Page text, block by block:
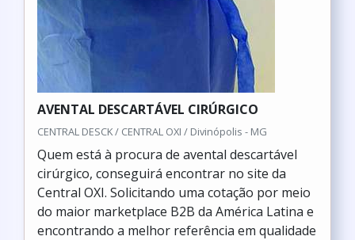
AVENTAL DESCARTÁVEL CIRÚRGICO
CENTRAL DESCK / CENTRAL OXI / Divinópolis - MG
Quem está à procura de avental descartável
cirúrgico, conseguirá encontrar no site da
Central OXI. Solicitando uma cotação por meio
do maior marketplace B2B da América Latina e
encontrando a melhor referência em qualidade